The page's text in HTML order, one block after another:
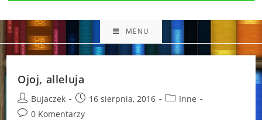
MENU
Ojoj, alleluja
Post
author:
Bujaczek
Post
published:
16 sierpnia, 2016
PostInne
Post0 Komentarzy